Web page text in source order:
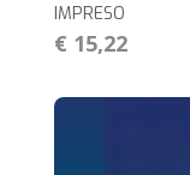
IMPRESO
€ 15,22